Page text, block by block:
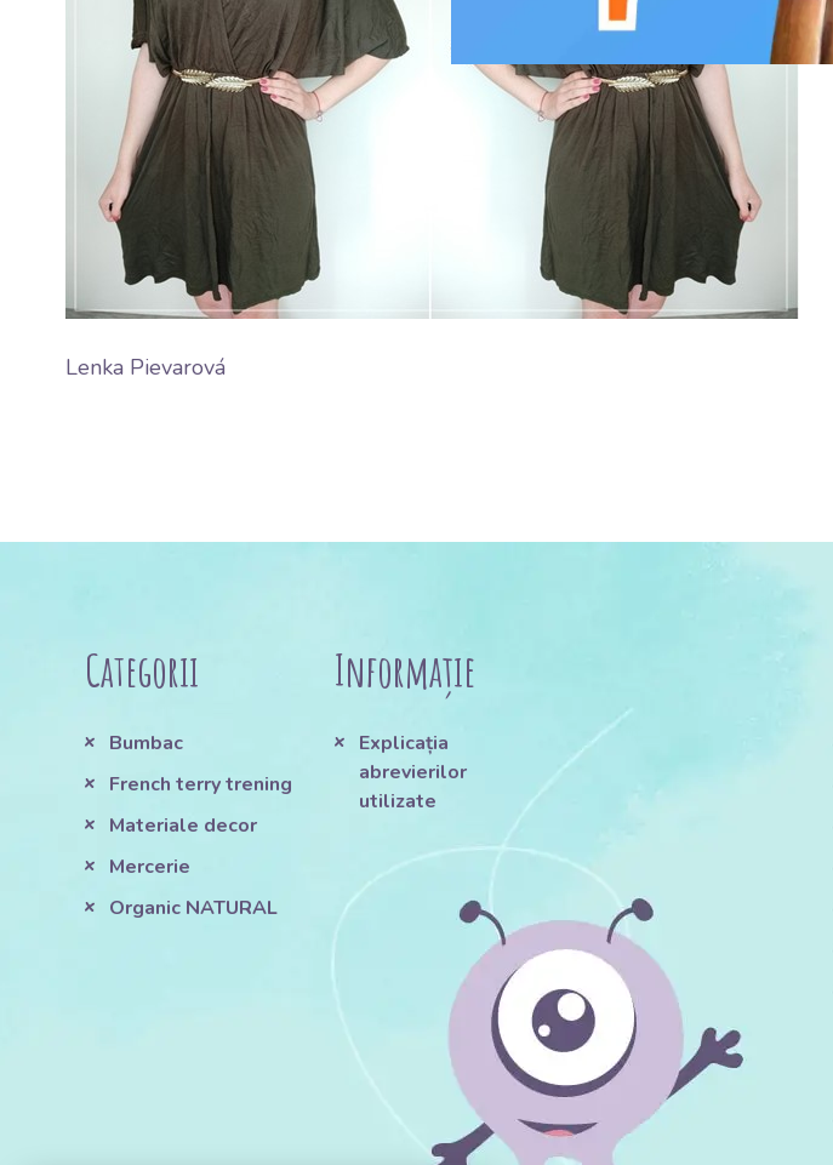
Lenka Pievarová
Categorii
Bumbac
French terry trening
Materiale decor
Mercerie
Organic NATURAL
Informație
Explicația
abrevierilor
utilizate